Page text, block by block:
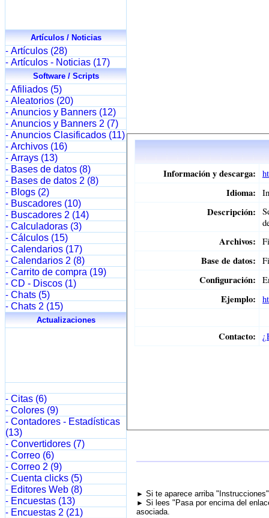
Artículos / Noticias
- Artículos (28)
- Artículos - Noticias (17)
Software / Scripts
- Afiliados (5)
- Aleatorios (20)
- Anuncios y Banners (12)
- Anuncios y Banners 2 (7)
- Anuncios Clasificados (11)
- Archivos (16)
- Arrays (13)
- Bases de datos (8)
- Bases de datos 2 (8)
- Blogs (2)
- Buscadores (10)
- Buscadores 2 (14)
- Calculadoras (3)
- Cálculos (15)
- Calendarios (17)
- Calendarios 2 (8)
- Carrito de compra (19)
- CD - Discos (1)
- Chats (5)
- Chats 2 (15)
Actualizaciones
- Citas (6)
- Colores (9)
- Contadores - Estadísticas
(13)
- Convertidores (7)
- Correo (6)
- Correo 2 (9)
- Cuenta clicks (5)
- Editores Web (8)
- Encuestas (13)
- Encuestas 2 (21)
► Si te aparece arriba
► Si lees "Pasa por encima del
asociada.